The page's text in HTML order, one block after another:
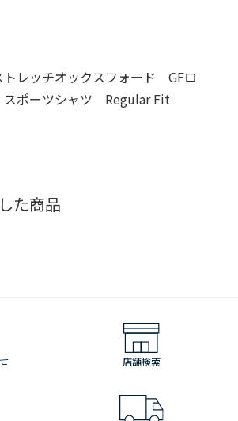
レッチオックスフォード GFロ
ポーツシャツ Regular Fit
た商品
店舗検索